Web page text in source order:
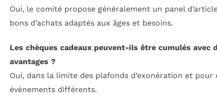
Oui, le comité propose généralement un panel
bons d’achats adaptés aux âges et besoins.
Les chèques cadeaux peuvent-ils être cumulés avec
avantages ?
Oui, dans la limite des plafonds d’exonération et pour
événements différents.